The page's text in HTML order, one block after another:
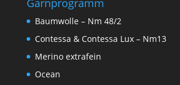
Baumwolle – Nm 48/2
Contessa & Contessa Lux – Nm13
Merino extrafein
Ocean